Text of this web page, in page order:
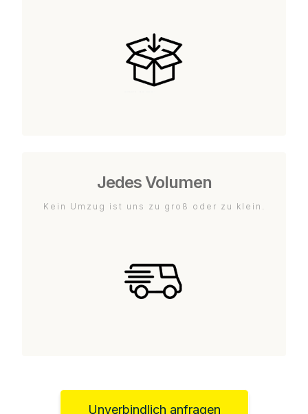
Jedes Volumen
Kein Umzug ist uns zu groß oder zu klein.
Unverbindlich anfragen